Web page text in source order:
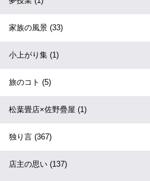
家族の風景 (33)
小上がり集 (1)
旅のコト (5)
松葉畳店×佐野疊屋 (1)
独り言 (367)
店主の思い (137)